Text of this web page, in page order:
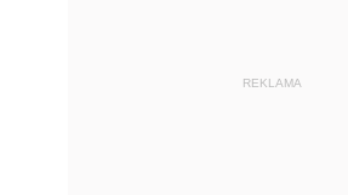
REKLAMA